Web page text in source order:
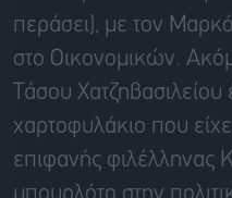
περάσει), με τον
στο Οικονομικών.
Τάσου Χατζηβασιλείου
χαρτοφυλάκιο που
επιφανής φιλέλληνας